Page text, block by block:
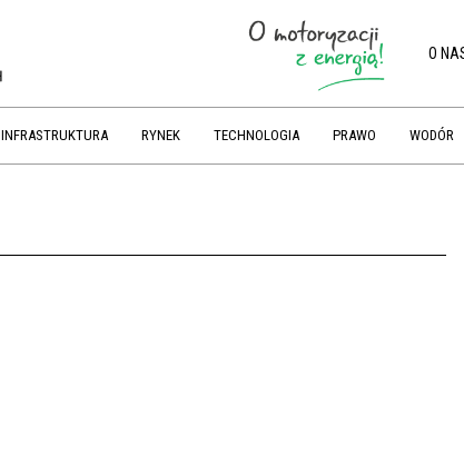
O
INFRASTRUKTURA RYNEK TECHNOLOGIA PRAWO WODÓR